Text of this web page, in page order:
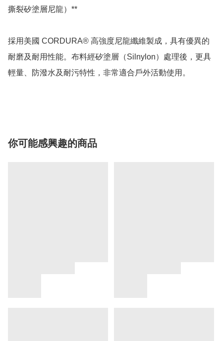
撕裂矽塗層尼龍）**
採用美國 CORDURA® 高強度尼龍纖維製成，具有優異的
耐磨及耐用性能。布料經矽塗層（Silnylon）處理後，更具
輕量、防潑水及耐污特性，非常適合戶外活動使用。
你可能感興趣的商品